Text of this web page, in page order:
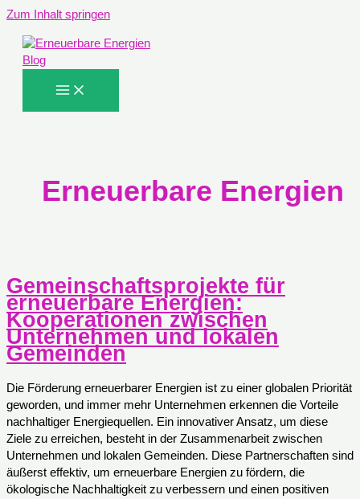
Zum Inhalt springen
Erneuerbare Energien
Gemeinschaftsprojekte für
erneuerbare Energien:
Kooperationen zwischen
Unternehmen und lokalen
Gemeinden
Die Förderung erneuerbarer Energien ist zu einer globalen Priorität
geworden, und immer mehr Unternehmen erkennen die Vorteile
nachhaltiger Energiequellen. Ein innovativer Ansatz, um diese
Ziele zu erreichen, besteht in der Zusammenarbeit zwischen
Unternehmen und lokalen Gemeinden. Diese Partnerschaften sind
äußerst effektiv, um erneuerbare Energien zu fördern, die
ökologische Nachhaltigkeit zu verbessern und einen positiven